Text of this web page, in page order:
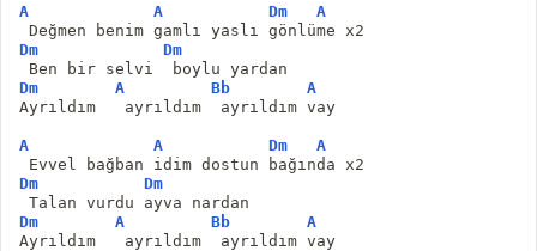
A A Dm
A
Değmen benim gamlı yaslı gönlüme x2
Dm
Dm
Ben bir selvi  boylu yardan
Dm
A Bb
A
Ayrıldım   ayrıldım  ayrıldım vay
A A Dm
A
Evvel bağban idim dostun bağında x2
Dm
Dm
Talan vurdu ayva nardan
Dm
A Bb
A
Ayrıldım   ayrıldım  ayrıldım vay